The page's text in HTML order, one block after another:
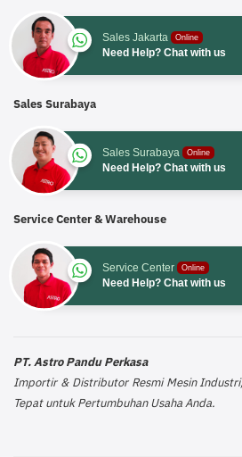
Sales Jakarta Online
Need Help? Chat with us
Sales Surabaya
Sales Surabaya Online
Need Help? Chat with us
Service Center & Warehouse
Service Center Online
Need Help? Chat with us
PT. Astro Pandu Perkasa
Importir & Distributor Resmi Mesin
Tepat untuk Pertumbuhan Usaha Anda.